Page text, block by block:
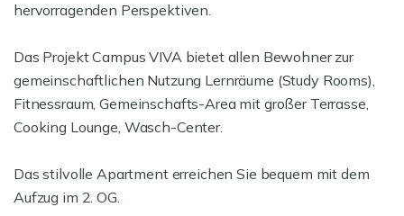
hervorragenden Perspektiven.
Das Projekt Campus VIVA bietet allen Bewohner zur
gemeinschaftlichen Nutzung Lernräume (Study Rooms),
Fitnessraum, Gemeinschafts-Area mit großer Terrasse,
Cooking Lounge, Wasch-Center.
Das stilvolle Apartment erreichen Sie bequem mit dem
Aufzug im 2. OG.